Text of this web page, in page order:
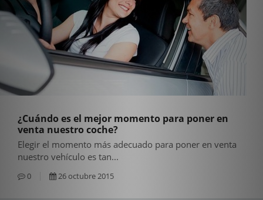
¿Cuándo es el mejor momento para poner en
venta nuestro coche?
Elegir el momento más adecuado para poner en venta
nuestro vehículo es tan...
0 26 octubre 2015